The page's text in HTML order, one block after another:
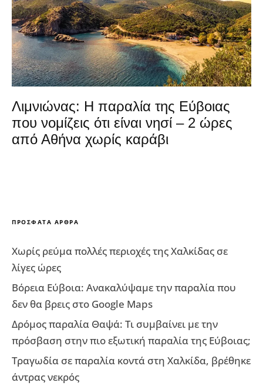
Λιμνιώνας: Η παραλία της Εύβοιας
που νομίζεις ότι είναι νησί – 2 ώρες
από Αθήνα χωρίς καράβι
ΠΡΌΣΦΑΤΑ ΆΡΘΡΑ
Χωρίς ρεύμα πολλές περιοχές της Χαλκίδας σε
λίγες ώρες
Βόρεια Εύβοια: Ανακαλύψαμε την παραλία που
δεν θα βρεις στο Google Maps
Δρόμος παραλία Θαψά: Τι συμβαίνει με την
πρόσβαση στην πιο εξωτική παραλία της Εύβοιας;
Τραγωδία σε παραλία κοντά στη Χαλκίδα, βρέθηκε
άντρας νεκρός